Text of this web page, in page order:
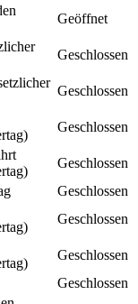
Geöffnet
Geschlossen
Geschlossen
Geschlossen
Geschlossen
Geschlossen
Geschlossen
Geschlossen
Geschlossen